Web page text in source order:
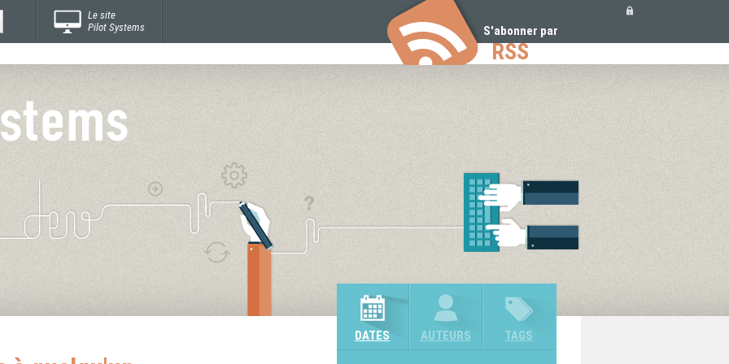
Le site
Pilot Systems
S'abonner par
RSS
DATES AUTEURS TAGS